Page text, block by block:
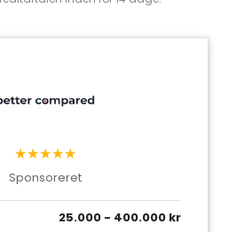
★★★★★
Sponsoreret
25.000 - 400.000 kr